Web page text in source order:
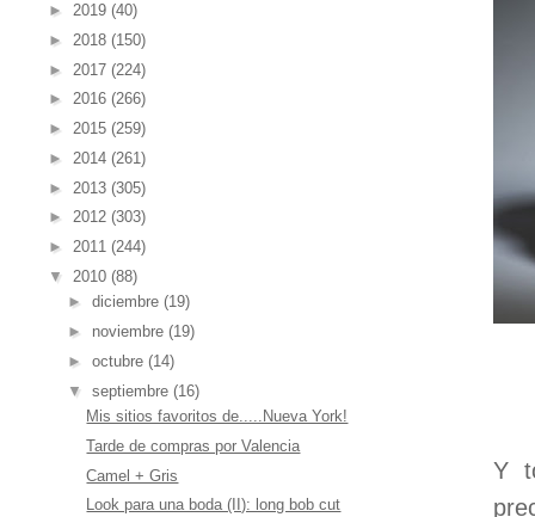
Y
► 2019 (40)
► 2018 (150)
► 2017 (224)
► 2016 (266)
► 2015 (259)
► 2014 (261)
► 2013 (305)
► 2012 (303)
► 2011 (244)
▼ 2010 (88)
► diciembre (19)
► noviembre (19)
► octubre (14)
▼ septiembre (16)
Mis sitios favoritos de.....Nueva York!
Tarde de compras por Valencia
Camel + Gris
Look para una boda (II): long bob cut